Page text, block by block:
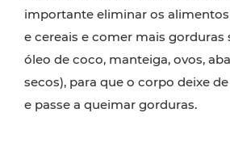
importante eliminar os
e cereais e comer mais gorduras
óleo de coco, manteiga, ovos,
secos), para que o corpo deixe
e passe a queimar gorduras.